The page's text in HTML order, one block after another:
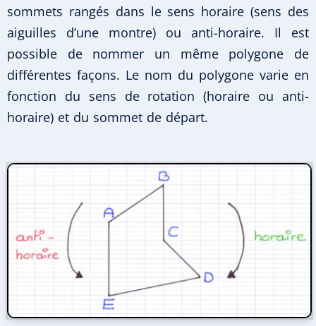
sommets rangés dans le sens horaire (sens des
aiguilles d’une montre) ou anti-horaire. Il est
possible de nommer un même polygone de
différentes façons. Le nom du polygone varie en
fonction du sens de rotation (horaire ou anti-
horaire) et du sommet de départ.